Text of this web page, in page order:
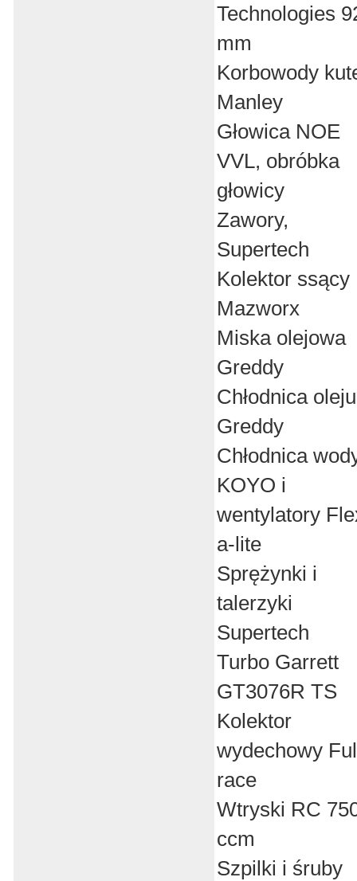
Technologies
mm
Korbowody
Manley
Głowica NOE
VVL, obróbka
głowicy
Zawory,
Supertech
Kolektor ssący
Mazworx
Miska olejowa
Greddy
Chłodnica oleju
Greddy
Chłodnica
KOYO i
wentylatory
a-lite
Sprężynki i
talerzyki
Supertech
Turbo Garrett
GT3076R TS
Kolektor
wydechowy
race
Wtryski RC
ccm
Szpilki i śruby